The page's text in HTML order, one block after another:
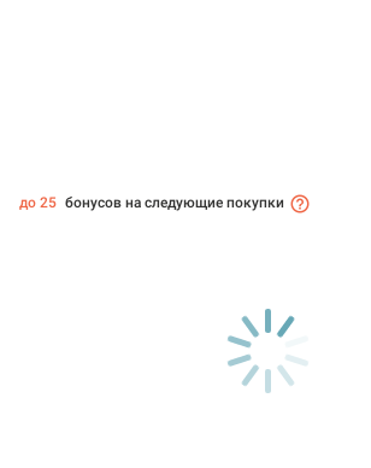
до 25 бонусов на следующие покупки